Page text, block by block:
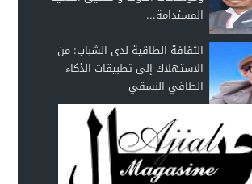
المستدامة...
الثقافة الطاقية لدى الشباب: من
الاستهلاك إلى تطبيقات الذكاء
الطاقي النسقي